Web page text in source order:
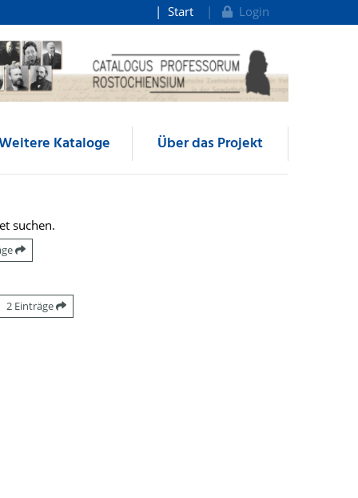
Start Login
Kataloge Über das Projekt
suchen.
2 Einträge